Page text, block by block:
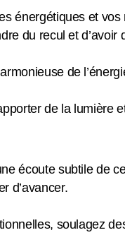
énergétiques et
du recul et
de
de la lumière
écoute subtile de
d’avancer.
soulagez